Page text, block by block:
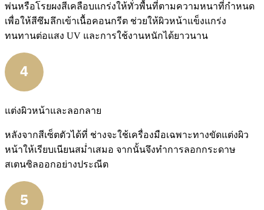
พ่นหรือโรยผงสีเคลือบแกร่งให้ทั่วพื้นที่ตามความหนาที่กำหนด
เพื่อให้สีซึมลึกเข้าเนื้อคอนกรีต ช่วยให้ผิวหน้าแข็งแกร่ง
ทนทานต่อแสง UV และการใช้งานหนักได้ยาวนาน
แต่งผิวหน้าและลอกลาย
หลังจากสีเซ็ตตัวได้ที่ ช่างจะใช้เครื่องมือเฉพาะทางขัดแต่งผิว
หน้าให้เรียบเนียนสม่ำเสมอ จากนั้นจึงทำการลอกกระดาษ
สเตนซิลออกอย่างประณีต